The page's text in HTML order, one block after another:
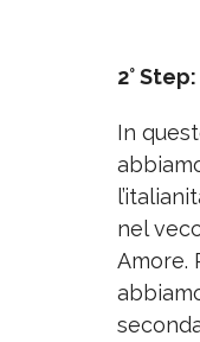
2°
In
nel
Amore.